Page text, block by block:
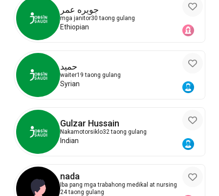
جويره عمر
mga janitor30 taong gulang
Ethiopian
حميد
waiter19 taong gulang
Syrian
Gulzar Hussain
Nakamotorsiklo32 taong gulang
Indian
nada
Iba pang mga trabahong medikal at nursing
24 taong gulang